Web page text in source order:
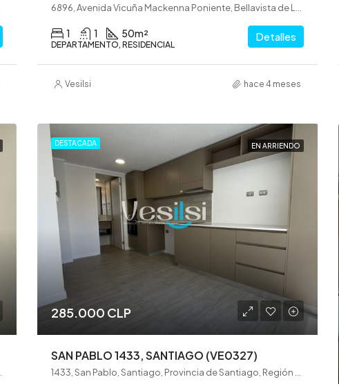
6896, Avenida Vicuña Mackenna Poniente, Bellavista de La Florida, La Florida, Santiago, Provincia de Santiago, Región Metropolitana de Santiago, 8320000, Chile
1 1 50m²
DEPARTAMENTO, RESIDENCIAL
Detalles
Vesilsi hace 4 meses
DESTACADA EN ARRIENDO
285.000 CLP
SAN PABLO 1433, SANTIAGO (VE0327)